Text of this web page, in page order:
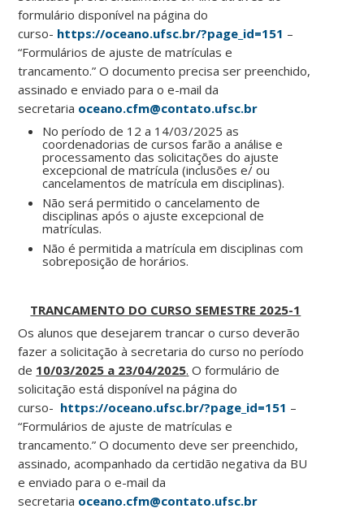
formulário disponível na página do
curso- https://oceano.ufsc.br/?page_id=151 –
“Formulários de ajuste de matrículas e
trancamento.” O documento precisa ser preenchido,
assinado e enviado para o e-mail da
secretaria oceano.cfm@contato.ufsc.br
No período de 12 a 14/03/2025 as
coordenadorias de cursos farão a análise e
processamento das solicitações do ajuste
excepcional de matrícula (inclusões e/ ou
cancelamentos de matrícula em disciplinas).
Não será permitido o cancelamento de
disciplinas após o ajuste excepcional de
matrículas.
Não é permitida a matrícula em disciplinas com
sobreposição de horários.
TRANCAMENTO DO CURSO SEMESTRE 2025-1
Os alunos que desejarem trancar o curso deverão
fazer a solicitação à secretaria do curso no período
de 10/03/2025 a 23/04/2025. O formulário de
solicitação está disponível na página do
curso- https://oceano.ufsc.br/?page_id=151 –
“Formulários de ajuste de matrículas e
trancamento.” O documento deve ser preenchido,
assinado, acompanhado da certidão negativa da BU
e enviado para o e-mail da
secretaria oceano.cfm@contato.ufsc.br